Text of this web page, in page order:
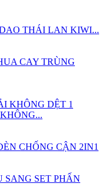
THÁI LAN KIWI...
CAY TRÙNG
CHỐNG CẬN 2IN1
SET PHẤN